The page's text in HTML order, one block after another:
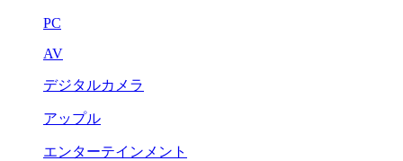
PC
AV
デジタルカメラ
アップル
エンターテインメント